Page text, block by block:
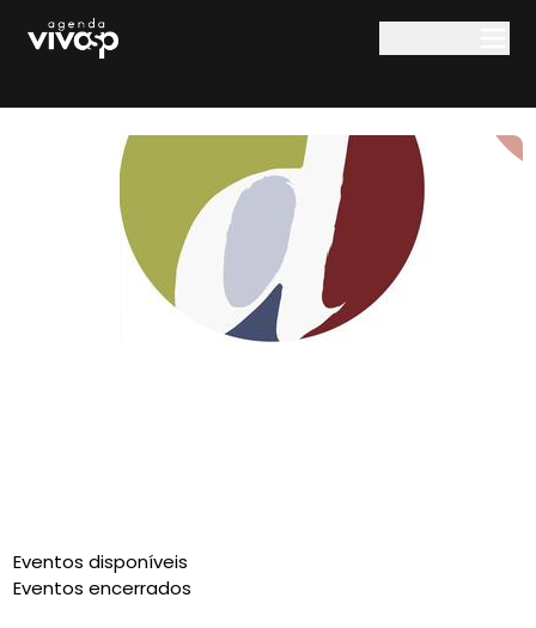
Eventos disponíveis
Eventos encerrados